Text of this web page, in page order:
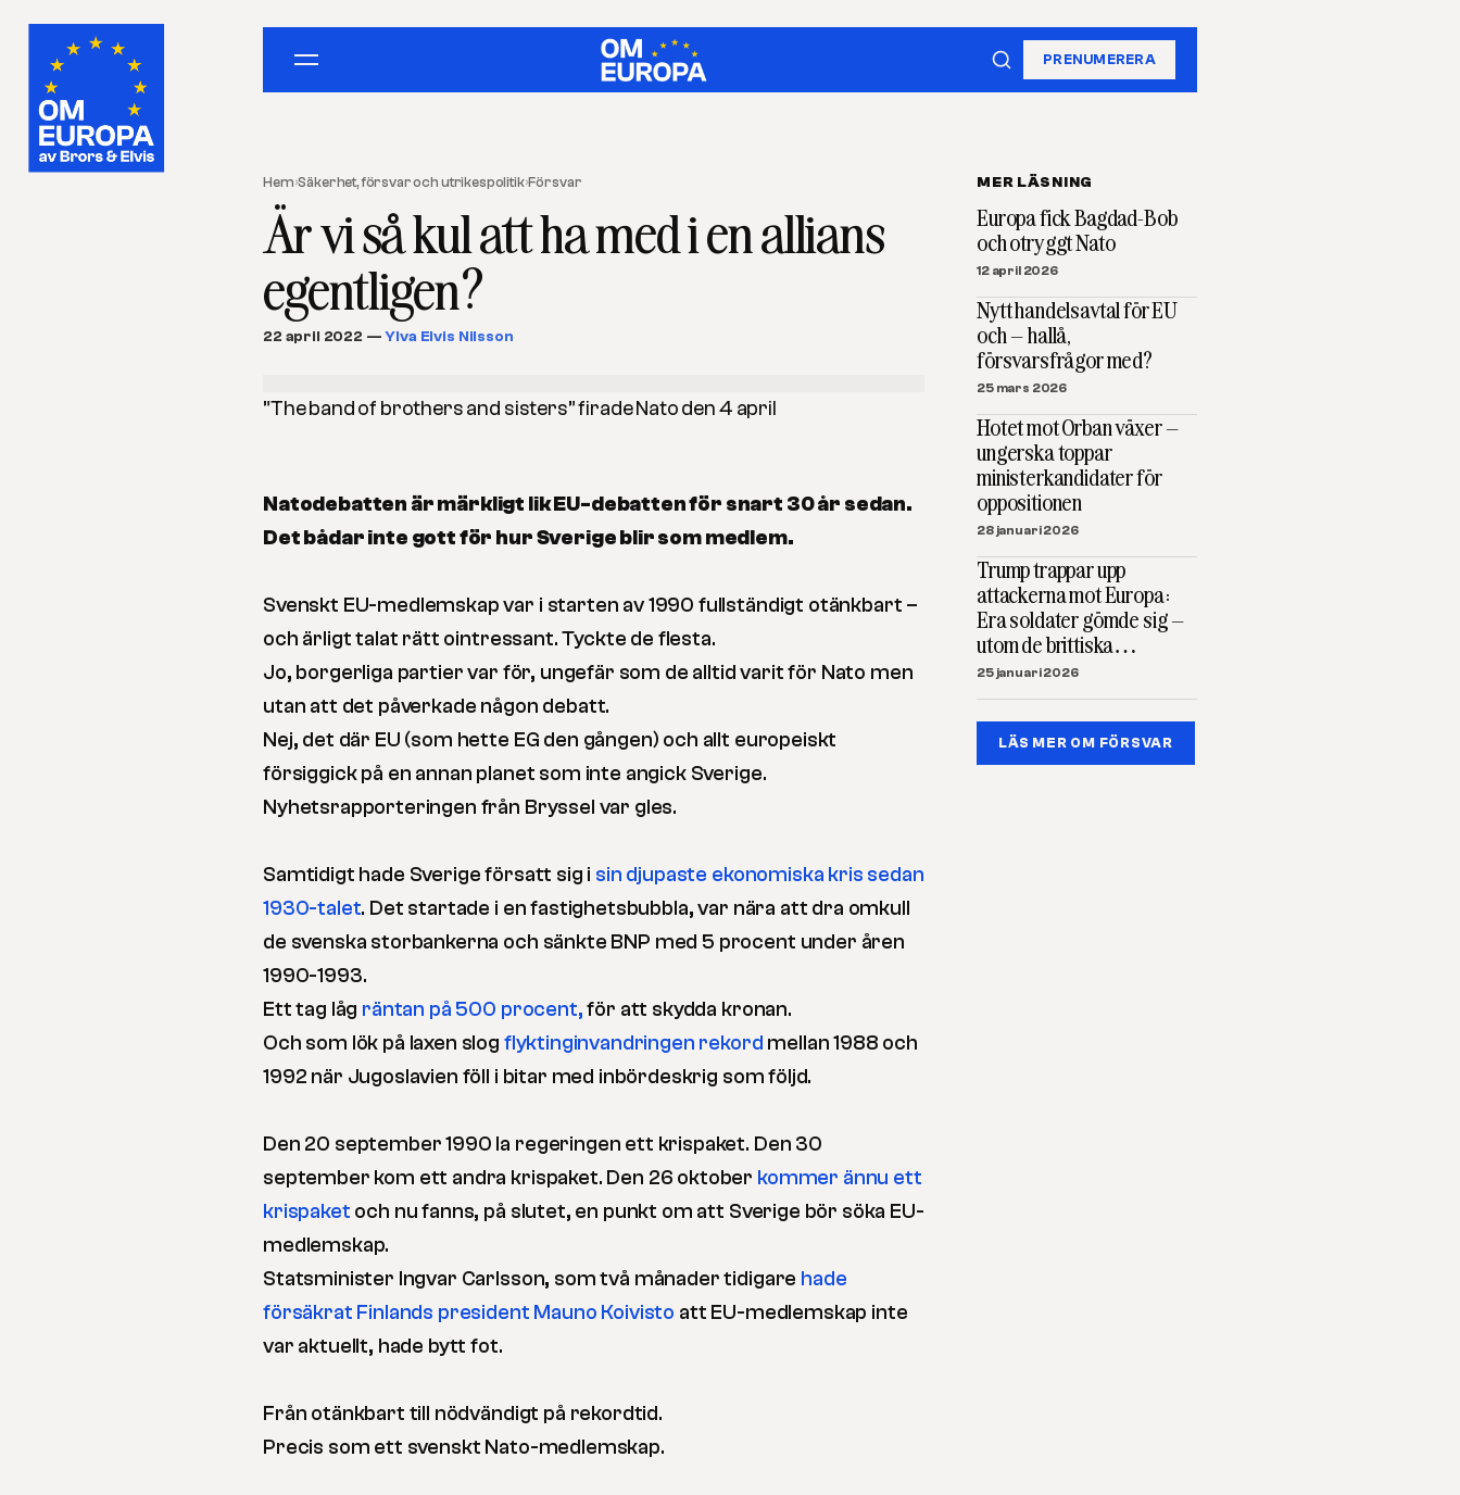
PRENUMERERA
Hem›Säkerhet, försvar och utrikespolitik›Försvar
Är vi så kul att ha med i en allians
egentligen?
22 april 2022 — Ylva Elvis Nilsson
”The band of brothers and sisters” firade Nato den 4 april
Natodebatten är märkligt lik EU-debatten för snart 30 år sedan.
Det bådar inte gott för hur Sverige blir som medlem.
Svenskt EU-medlemskap var i starten av 1990 fullständigt otänkbart –
och ärligt talat rätt ointressant. Tyckte de flesta.
Jo, borgerliga partier var för, ungefär som de alltid varit för Nato men
utan att det påverkade någon debatt.
Nej, det där EU (som hette EG den gången) och allt europeiskt
försiggick på en annan planet som inte angick Sverige.
Nyhetsrapporteringen från Bryssel var gles.
Samtidigt hade Sverige försatt sig i sin djupaste ekonomiska kris sedan
1930-talet. Det startade i en fastighetsbubbla, var nära att dra omkull
de svenska storbankerna och sänkte BNP med 5 procent under åren
1990-1993.
Ett tag låg räntan på 500 procent,för att skydda kronan.
Och som lök på laxen slog flyktinginvandringen rekord mellan 1988 och
1992 när Jugoslavien föll i bitar med inbördeskrig som följd.
Den 20 september 1990 la regeringen ett krispaket. Den 30
september kom ett andra krispaket. Den 26 oktober kommer ännu ett
krispaket och nu fanns, på slutet, en punkt om att Sverige bör söka EU-
medlemskap.
Statsminister Ingvar Carlsson, som två månader tidigare hade
försäkrat Finlands president Mauno Koivisto att EU-medlemskap inte
var aktuellt, hade bytt fot.
Från otänkbart till nödvändigt på rekordtid.
Precis som ett svenskt Nato-medlemskap.
MER LÄSNING
Europa fick Bagdad-Bob
och otryggt Nato
12 april 2026
Nytt handelsavtal för EU
och – hallå,
försvarsfrågor med?
25 mars 2026
Hotet mot Orban växer –
ungerska toppar
ministerkandidater för
oppositionen
28 januari 2026
Trump trappar upp
attackerna mot Europa:
Era soldater gömde sig –
utom de brittiska…
25 januari 2026
LÄS MER OM FÖRSVAR